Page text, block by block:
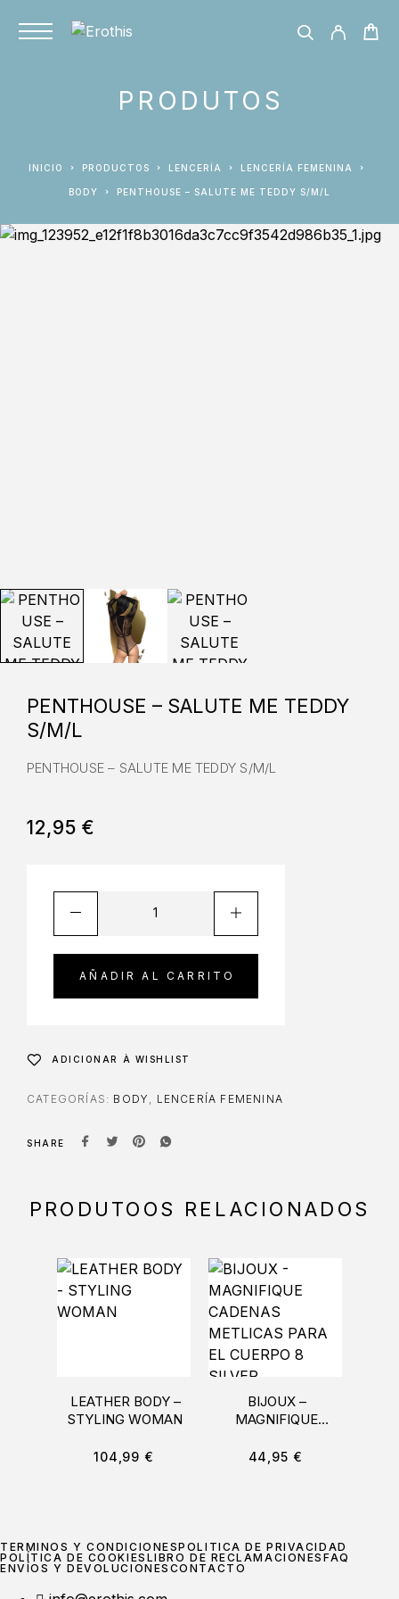
PRODUTOS
INICIO PRODUCTOS LENCERÍA LENCERÍA FEMENINA
BODY PENTHOUSE – SALUTE ME TEDDY S/M/L
PENTHOUSE – SALUTE ME TEDDY
S/M/L
PENTHOUSE – SALUTE ME TEDDY S/M/L
12,95 €
AÑADIR AL CARRITO
ADICIONAR À WISHLIST
CATEGORÍAS: BODY LENCERÍA FEMENINA
SHARE
PRODUTOOS RELACIONADOS
LEATHER BODY –
STYLING WOMAN
104,99 €
BIJOUX –
MAGNIFIQUE
METLICAS PARA EL
44,95 €
TÉRMINOS Y CONDICIONESPOLÍTICA DE PRIVACIDAD
POLÍTICA DE COOKIES LIBRO DE RECLAMACIONES FAQ
ENVÍOS Y DEVOLUCIONES CONTACTO